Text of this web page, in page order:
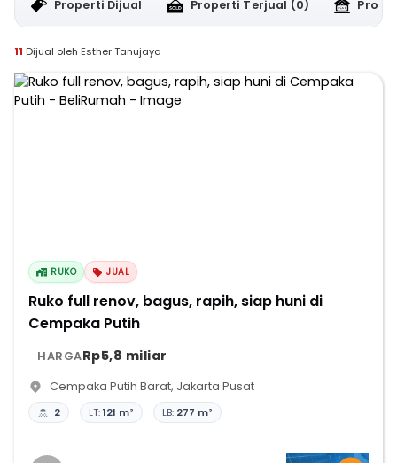
Properti Dijual Properti Terjual (0)
11 Dijual oleh Esther Tanujaya
RUKO JUAL
Ruko full renov, bagus, rapih, siap huni di
Cempaka Putih
HARGARp5,8 miliar
Cempaka Putih Barat, Jakarta Pusat
2 LT:121 m² LB: 277 m²